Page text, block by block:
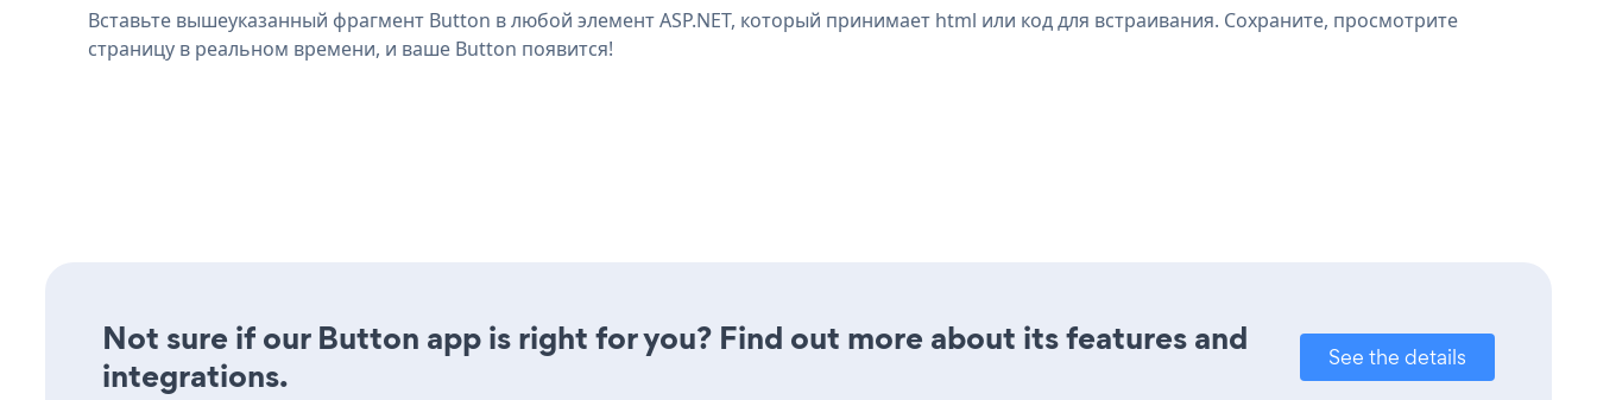
Вставьте вышеуказанный фрагмент Button в любой элемент ASP.NET, который принимает html или код для встраивания. Сохраните, просмотрите
страницу в реальном времени, и ваше Button появится!
Not sure if our Button app is right for you? Find out more about its features and
integrations.
See the details